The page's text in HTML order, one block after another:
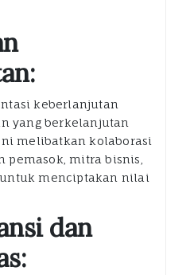
keberlanjutan
yang berkelanjutan
melibatkan kolaborasi
pemasok, mitra bisnis,
menciptakan nilai
dan